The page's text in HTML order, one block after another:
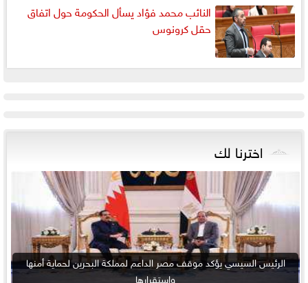
النائب محمد فؤاد يسأل الحكومة حول اتفاق
حقل كرونوس
اخترنا لك
الرئيس السيسي يؤكد موقف مصر الداعم لمملكة البحرين لحماية أمنها
واستقرارها